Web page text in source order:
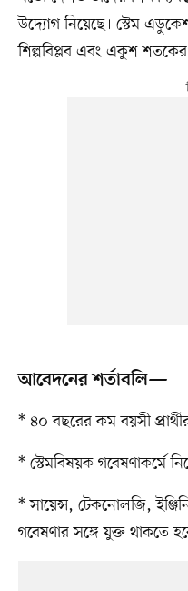
উদ্যোগ নিয়েছে। স্টেম
শিল্পবিপ্লব এবং একুশ
আবেদনের শর্তাবলি—
* ৪০ বছরের কম বয়সী
* স্টেমবিষয়ক গবেষণাকর্মে
* সায়েন্স, টেকনোলজি,
গবেষণার সঙ্গে যুক্ত থাকতে